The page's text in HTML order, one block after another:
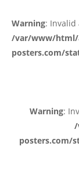
Warning: Invalid
/var/www/html/
posters.com/
Warning:
/
posters.com/